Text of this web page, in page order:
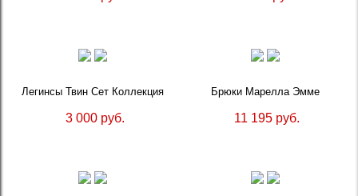
Легинсы Твин Сет Коллекция
3 000 руб.
Брюки Марелла Эмме
11 195 руб.